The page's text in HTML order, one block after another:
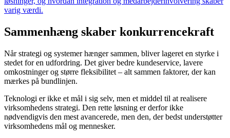
varig værdi.
Sammenhæng skaber konkurrencekraft
Når strategi og systemer hænger sammen, bliver lageret en styrke i
stedet for en udfordring. Det giver bedre kundeservice, lavere
omkostninger og større fleksibilitet – alt sammen faktorer, der kan
mærkes på bundlinjen.
Teknologi er ikke et mål i sig selv, men et middel til at realisere
virksomhedens strategi. Den rette løsning er derfor ikke
nødvendigvis den mest avancerede, men den, der bedst understøtter
virksomhedens mål og mennesker.